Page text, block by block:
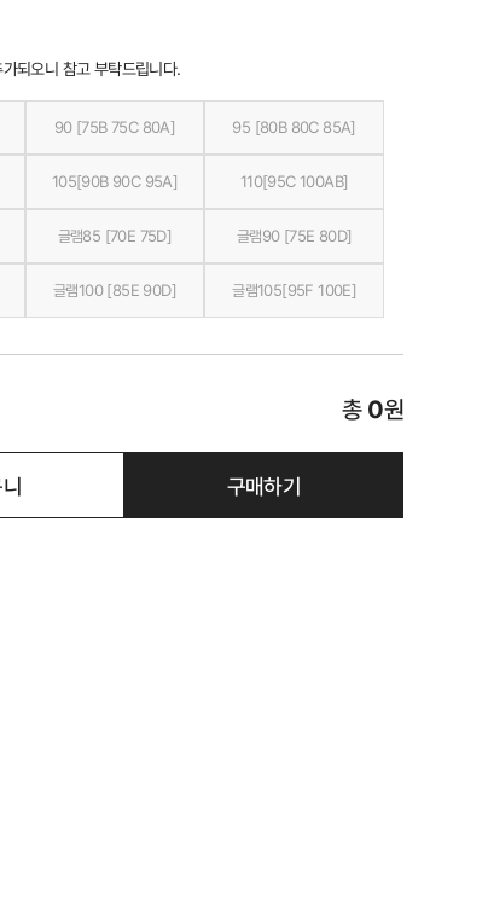
되오니 참고 부탁드립니다.
90 [75B 75C 80A] 95 [80B 80C 85A]
105[90B 90C 95A] 110[95C 100AB]
글램85 [70E 75D] 글램90 [75E 80D]
글램100 [85E 90D] 글램105[95F 100E]
총 0원
구매하기